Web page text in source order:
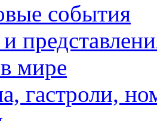
события
мире
гастроли,